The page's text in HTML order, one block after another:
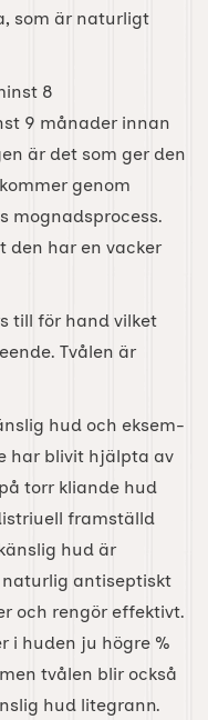
som är naturligt
8
9 månader innan
är det som ger den
genom
mognadsprocess.
den har en vacker
till för hand vilket
Tvålen är
hud och eksem-
har blivit hjälpta av
torr kliande hud
framställd
hud är
naturlig antiseptiskt
och rengör effektivt.
i huden ju högre %
tvålen blir också
hud litegrann.